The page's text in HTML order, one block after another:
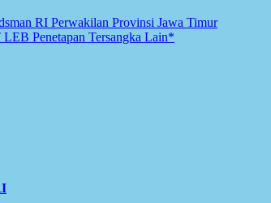
RI Perwakilan Provinsi Jawa Timur
Penetapan Tersangka Lain*